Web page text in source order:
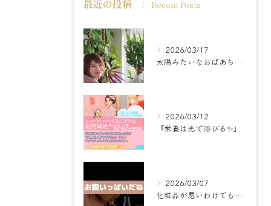
最近の投稿 Recent Posts
2026/03/17
太陽みたいなおばあちゃんに
2026/03/12
『栄養は光で浴びる✨』
2026/03/07
化粧品が悪いわけでもなく